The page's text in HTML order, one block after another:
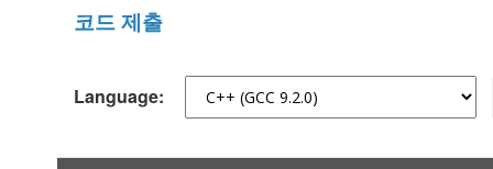
코드 제출
Language: